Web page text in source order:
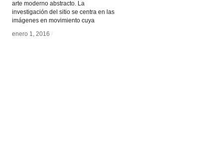
arte moderno abstracto. La
investigación del sitio se centra en las
imágenes en movimiento cuya
enero 1, 2016 /
enero 1, 2016 /